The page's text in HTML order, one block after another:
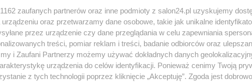
zaufanych partnerów oraz inne podmioty z salon24.pl uzyskujemy
urządzeniu oraz przetwarzamy dane osobowe, takie jak unikalne
przez urządzenie czy dane przeglądania w celu zapewniania
treści, pomiar reklam i treści, badanie odbiorców oraz
i Zaufani Partnerzy możemy używać dokładnych danych
urządzenia do celów identyfikacji. Ponieważ cenimy Twoją
z tych technologii poprzez kliknięcie „Akceptuję”. Zgoda jest